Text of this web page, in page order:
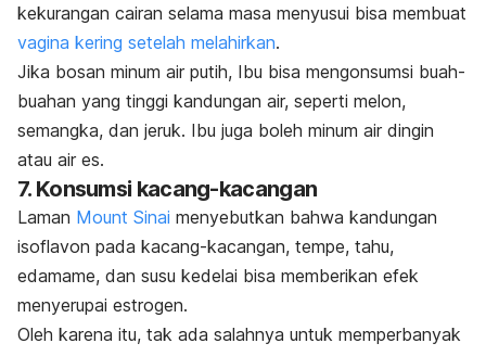
kekurangan cairan selama masa menyusui bisa membuat
vagina kering setelah melahirkan.
Jika bosan minum air putih, Ibu bisa mengonsumsi buah-
buahan yang tinggi kandungan air, seperti melon,
semangka, dan jeruk. Ibu juga boleh minum air dingin
atau air es.
7. Konsumsi kacang-kacangan
Laman Mount Sinai menyebutkan bahwa kandungan
isoflavon pada kacang-kacangan, tempe, tahu,
edamame, dan susu kedelai bisa memberikan efek
menyerupai estrogen.
Oleh karena itu, tak ada salahnya untuk memperbanyak